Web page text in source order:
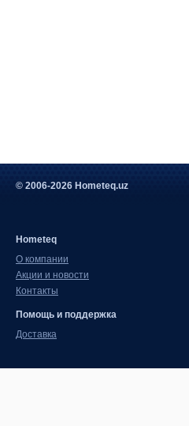
© 2006-2026 Hometeq.uz
Hometeq
О компании
Акции и новости
Контакты
Помощь и поддержка
Доставка